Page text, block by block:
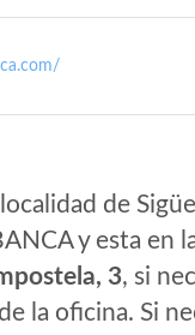
de
y esta en
3, si
la oficina. Si